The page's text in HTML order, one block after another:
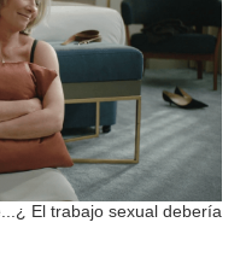
El trabajo sexual debería